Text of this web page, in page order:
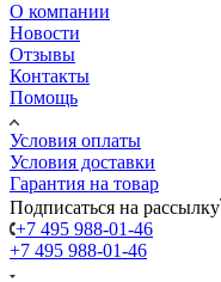
О компании
Новости
Отзывы
Контакты
Помощь
Условия оплаты
Условия доставки
Гарантия на товар
Подписаться на рассылку
+7 495 988-01-46
+7 495 988-01-46